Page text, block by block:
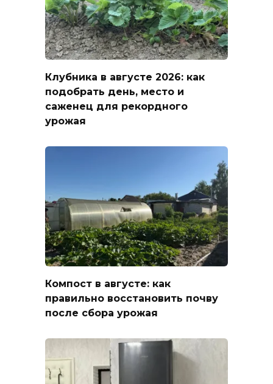
Клубника в августе 2026: как
подобрать день, место и
саженец для рекордного
урожая
Компост в августе: как
правильно восстановить почву
после сбора урожая